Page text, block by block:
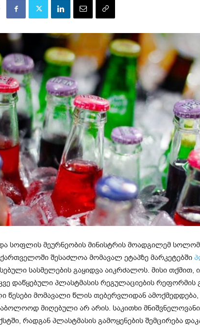
სოფლის მეურნეობის მინისტრის მოადგილემ
შესაძლოა მომავალ ეტაპზე მარკეტებში
სასმელების გაყიდვა აიკრძალოს. მისი თქმით,
დაწყებული პლასტმასის რეგულაციების რეფორმის
წესები მომავალი წლის თებერვლიდან ამოქმედდება,
მიღებული არ არის. საკითხი
რადგან პლასტმასის გამოყენების შემცირება